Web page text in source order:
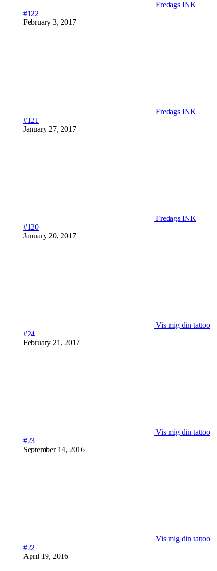
Fredags INK
#122
February 3, 2017
Fredags INK
#121
January 27, 2017
Fredags INK
#120
January 20, 2017
Vis mig din tattoo
#24
February 21, 2017
Vis mig din tattoo
#23
September 14, 2016
Vis mig din tattoo
#22
April 19, 2016